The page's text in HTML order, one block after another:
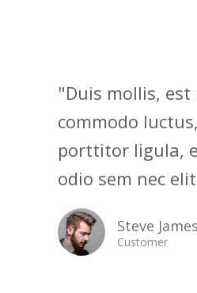
"Duis mollis, est
commodo
porttitor ligula,
odio sem nec
Steve James
Customer